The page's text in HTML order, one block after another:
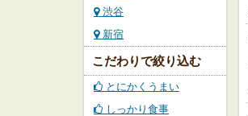
渋谷
新宿
こだわりで絞り込む
とにかくうまい
しっかり食事